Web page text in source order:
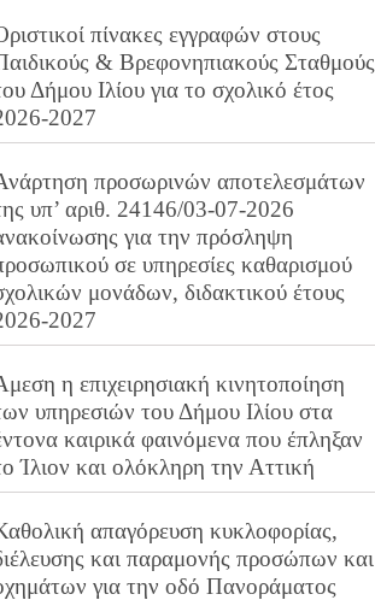
πίνακες εγγραφών στους
& Βρεφονηπιακούς Σταθμούς
Δήμου Ιλίου για το σχολικό έτος
2027
προσωρινών αποτελεσμάτων
υπ’ αριθ. 24146/03-07-2026
για την πρόσληψη
σε υπηρεσίες καθαρισμού
μονάδων, διδακτικού έτους
2027
η επιχειρησιακή κινητοποίηση
υπηρεσιών του Δήμου Ιλίου στα
καιρικά φαινόμενα που έπληξαν
Ίλιον και ολόκληρη την Αττική
απαγόρευση κυκλοφορίας,
και παραμονής προσώπων και
για την οδό Πανοράματος